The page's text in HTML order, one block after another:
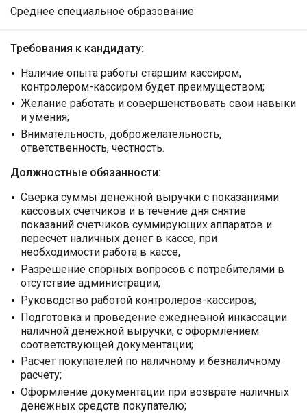
Среднее специальное образование
Требования к кандидату:
Наличие опыта работы старшим кассиром,
контролером-кассиром будет преимуществом;
Желание работать и совершенствовать свои навыки
и умения;
Внимательность, доброжелательность,
ответственность, честность.
Должностные обязанности:
Сверка суммы денежной выручки с показаниями
кассовых счетчиков и в течение дня снятие
показаний счетчиков суммирующих аппаратов и
пересчет наличных денег в кассе, при
необходимости работа в кассе;
Разрешение спорных вопросов с потребителями в
отсутствие администрации;
Руководство работой контролеров-кассиров;
Подготовка и проведение ежедневной инкассации
наличной денежной выручки, с оформлением
соответствующей документации;
Расчет покупателей по наличному и безналичному
расчету;
Оформление документации при возврате наличных
денежных средств покупателю;